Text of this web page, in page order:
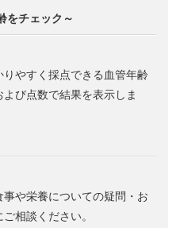
をチェック～
やすく採点できる血管年齢
び点数で結果を表示しま
や栄養についての疑問・お
相談ください。